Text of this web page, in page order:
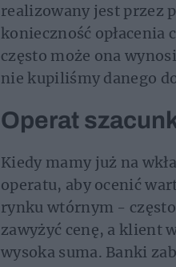
realizowany jest przez
konieczność opłacenia
często może ona
nie kupiliśmy danego
Operat
Kiedy mamy już na
operatu, aby ocenić
rynku wtórnym -
zawyżyć cenę, a klient
wysoka suma. Banki